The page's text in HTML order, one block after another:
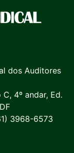
dos Auditores
4º andar, Ed.
3968-6573